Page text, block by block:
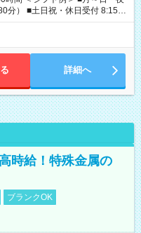
8:15～
あたり
日のみ等、勤務日数ご相談く
詳細へ
時給！特殊金属の
ブランクOK